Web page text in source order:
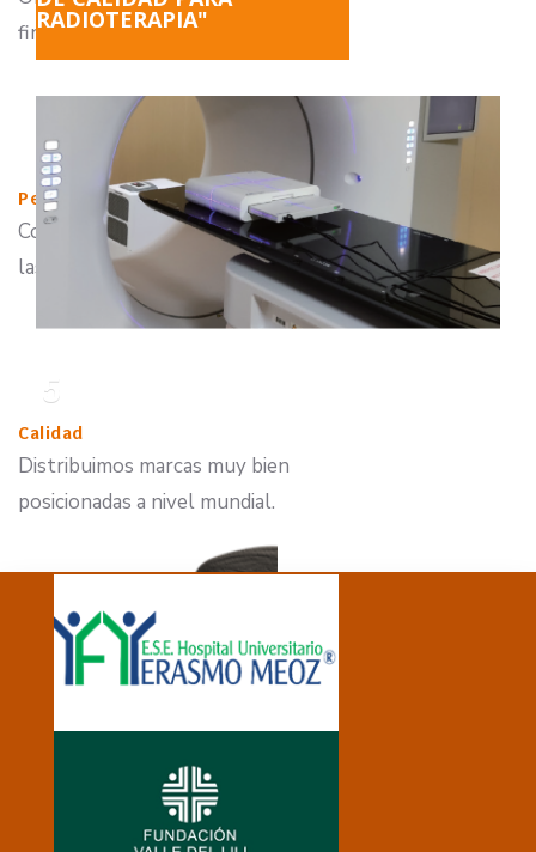
financiación.
4
Personal Técnico
Contamos con expertos en todas
las ramas de nuestro servicio
5
Calidad
Distribuimos marcas muy bien
posicionadas a nivel mundial.
RADIOTERAPIA"
Klarity Patient